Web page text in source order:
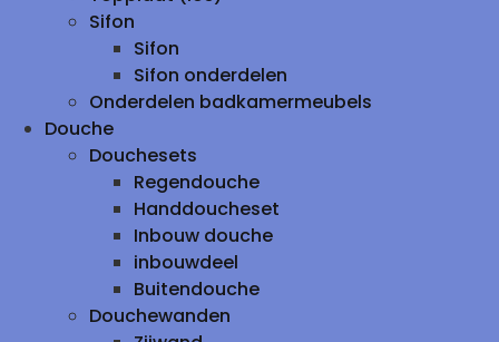
Sifon
Sifon
Sifon onderdelen
Onderdelen badkamermeubels
Douche
Douchesets
Regendouche
Handdoucheset
Inbouw douche
inbouwdeel
Buitendouche
Douchewanden